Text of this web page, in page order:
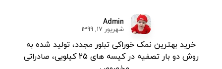
Admin
شهریور 17, 1399
خرید بهترین نمک خوراکی تبلور مجدد، تولید شده به
روش دو بار تصفیه در کیسه های 25 کیلویی، صادراتی